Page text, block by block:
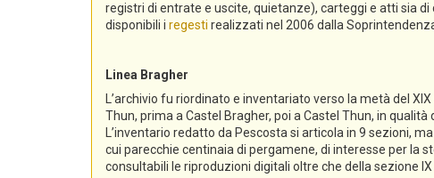
registri di entrate e uscite, quietanze), carteggi e atti sia
disponibili i regesti realizzati nel 2006 dalla
Linea Bragher
L’archivio fu riordinato e inventariato verso la metà del
Thun, prima a Castel Bragher, poi a Castel Thun, in qualità
L’inventario redatto da Pescosta si articola in 9 sezioni,
cui parecchie centinaia di pergamene, di interesse per la
consultabili le riproduzioni digitali oltre che della sezione